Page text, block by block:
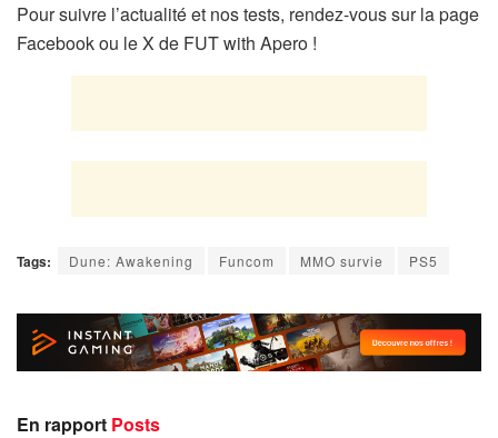
Pour suivre l’actualité et nos tests, rendez-vous sur la page
Facebook ou le X de FUT with Apero !
Tags: Dune: Awakening Funcom MMO survie PS5
En rapport Posts